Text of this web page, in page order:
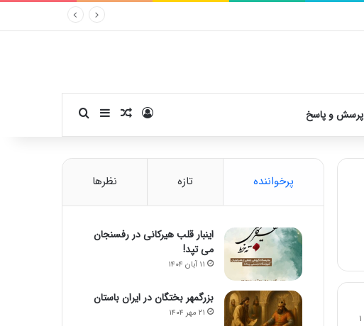
پرسش و پاسخ ورودنوشته تصادفی
سایدبارجستجو برای
۱
پرخواننده تازه نظرها
اینبار قلب هیرکانی در رفسنجان
می تپد!
۱۱ آبان ۱۴۰۴
بزرگمهر بختگان در ایران باستان
۲۱ مهر ۱۴۰۴